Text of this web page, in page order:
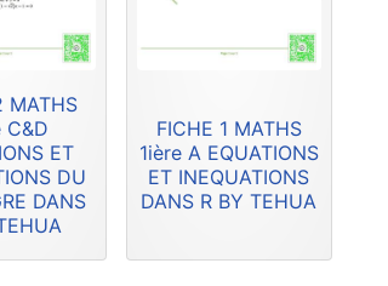
MATHS
C&D
ET
DU
DANS
FICHE 1 MATHS
1ière A EQUATIONS
ET INEQUATIONS
DANS R BY TEHUA